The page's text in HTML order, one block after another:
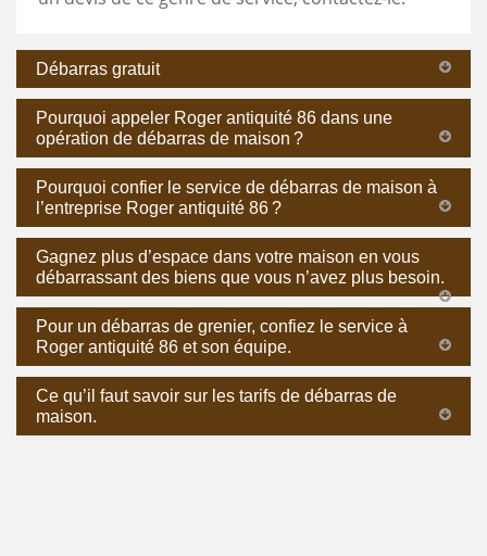
Débarras gratuit
Pourquoi appeler Roger antiquité 86 dans une
opération de débarras de maison ?
Pourquoi confier le service de débarras de maison à
l’entreprise Roger antiquité 86 ?
Gagnez plus d’espace dans votre maison en vous
débarrassant des biens que vous n’avez plus besoin.
Pour un débarras de grenier, confiez le service à
Roger antiquité 86 et son équipe.
Ce qu’il faut savoir sur les tarifs de débarras de
maison.